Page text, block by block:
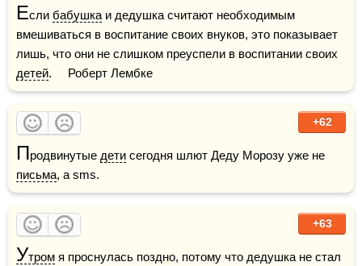
Если бабушка и дедушка считают необходимым
вмешиваться в воспитание своих внуков, это показывает
детей.     Роберт Лембке
+62
Продвинутые дети
письма, а sms.
+63
Утром я проснулась поздно, потому что дедушка не стал